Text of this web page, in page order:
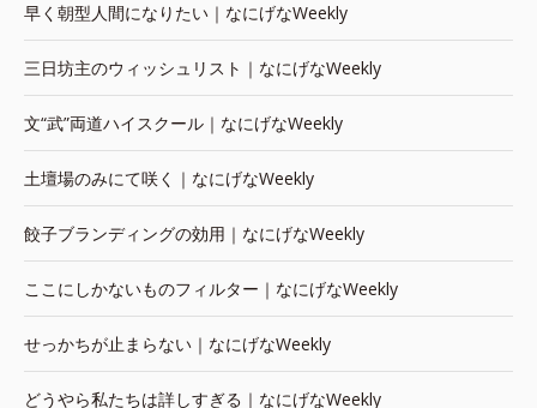
早く朝型人間になりたい｜なにげなWeekly
三日坊主のウィッシュリスト｜なにげなWeekly
文“武”両道ハイスクール｜なにげなWeekly
土壇場のみにて咲く｜なにげなWeekly
餃子ブランディングの効用｜なにげなWeekly
ここにしかないものフィルター｜なにげなWeekly
せっかちが止まらない｜なにげなWeekly
どうやら私たちは詳しすぎる｜なにげなWeekly